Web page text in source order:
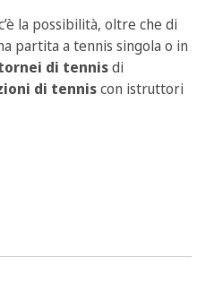
la possibilità, oltre che di
partita a tennis singola o in
di tennisdi
di tenniscon istruttori